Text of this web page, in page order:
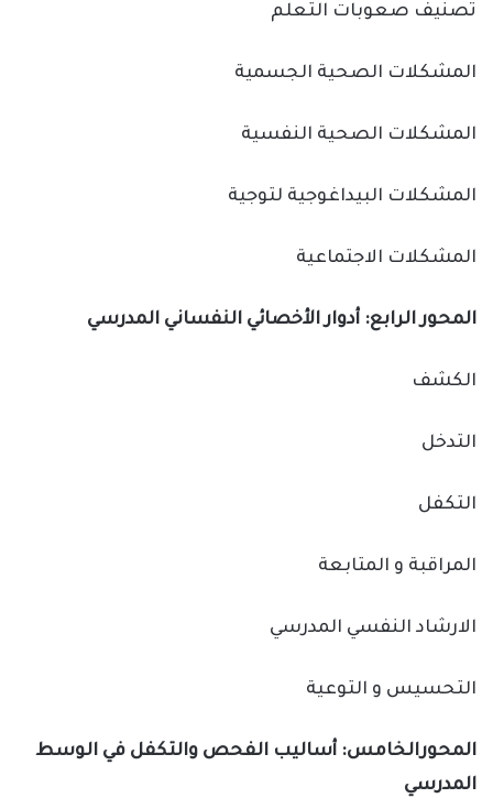
تصنيف صعوبات التعلم
المشكلات الصحية الجسمية
المشكلات الصحية النفسية
المشكلات البيداغوجية لتوجية
المشكلات الاجتماعية
المحور الرابع: أدوار الأخصائي النفساني المدرسي
الكشف
التدخل
التكفل
المراقبة و المتابعة
الارشاد النفسي المدرسي
التحسيس و التوعية
المحورالخامس: أساليب الفحص والتكفل في الوسط
المدرسي